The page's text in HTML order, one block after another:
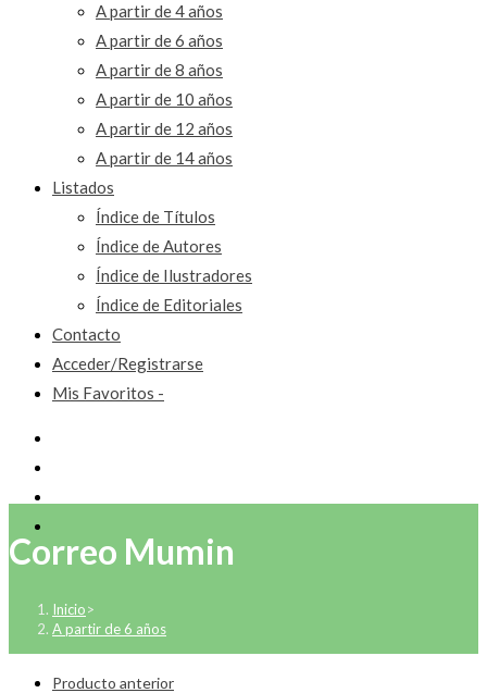
A partir de 4 años
A partir de 6 años
A partir de 8 años
A partir de 10 años
A partir de 12 años
A partir de 14 años
Listados
Índice de Títulos
Índice de Autores
Índice de Ilustradores
Índice de Editoriales
Contacto
Acceder/Registrarse
Mis Favoritos -
Correo Mumin
Inicio>
A partir de 6 años
Producto anterior